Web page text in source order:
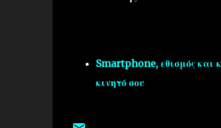
Smartphone, εθισμός και
κινητό σου